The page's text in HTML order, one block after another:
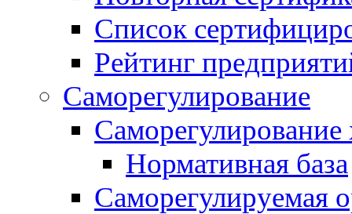
Список
Рейтинг
Саморегулирование
Саморегулирование
Нормативная база
Саморегулируемая